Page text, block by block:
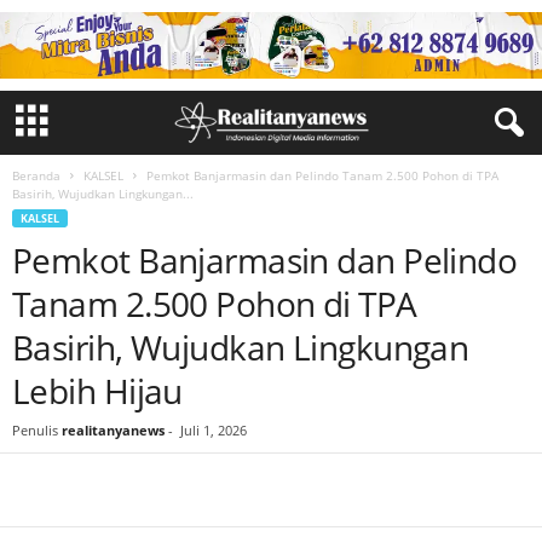
Beranda KALSEL
Pemkot Banjarmasin dan Pelindo Tanam 2.500 Pohon di TPA
Basirih, Wujudkan Lingkungan...
KALSEL
Pemkot Banjarmasin dan Pelindo
Tanam 2.500 Pohon di TPA
Basirih, Wujudkan Lingkungan
Lebih Hijau
Penulis realitanyanews - Juli 1, 2026